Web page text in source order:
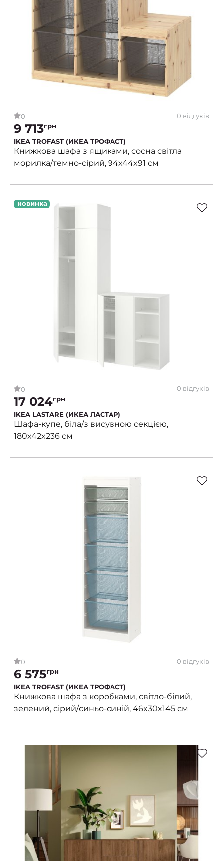
0 0 відгуків
9 713грн
IKEA TROFAST (ИКЕА ТРОФАСТ)
Книжкова шафа з ящиками, сосна світла
морилка/темно-сірий, 94x44x91 см
новинка
0 0 відгуків
17 024грн
IKEA LASTARE (ИКЕА ЛАСТАР)
Шафа-купе, біла/з висувною секцією,
180x42x236 см
0 0 відгуків
6 575грн
IKEA TROFAST (ИКЕА ТРОФАСТ)
Книжкова шафа з коробками, світло-білий,
зелений, сірий/синьо-синій, 46x30x145 см